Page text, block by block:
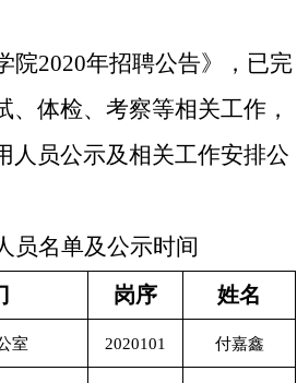
院2020年招聘公告》，已完
、体检、考察等相关工作，
人员公示及相关工作安排公
员名单及公示时间
岗序 姓名
室 2020101 付嘉鑫